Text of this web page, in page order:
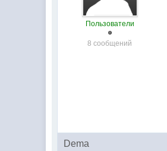
Пользователи
8 сообщений
Dema